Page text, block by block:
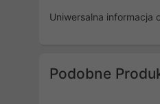
Uniwersalna informacja
Podobne